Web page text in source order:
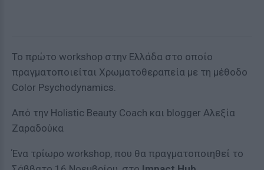
Το πρώτο workshop στην Ελλάδα στο οποίο
πραγματοποιείται Χρωματοθεραπεία με τη μέθοδο
Color Psychodynamics.
Από την Holistic Beauty Coach και blogger Αλεξία
Ζαραδούκα
Ένα τρίωρο workshop, που θα πραγματοποιηθεί το